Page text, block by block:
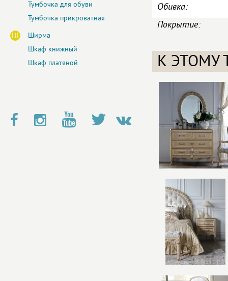
Тумбочка для обуви
Тумбочка прикроватная
Ш
Ширма
Шкаф книжный
Шкаф платяной
Обивка:
Покрытие:
К ЭТОМУ